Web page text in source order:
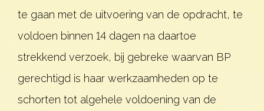
te gaan met de uitvoering van de opdracht, te
voldoen binnen 14 dagen na daartoe
strekkend verzoek, bij gebreke waarvan BP
gerechtigd is haar werkzaamheden op te
schorten tot algehele voldoening van de